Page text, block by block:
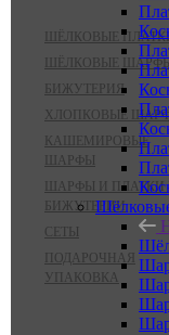
ШЁЛКОВЫЕ
ШЁЛКОВЫЕ
БИЖУТЕРИЯ
ХЛОПКОВЫЕ
КАШЕМИРОВЫЕ
ШАРФЫ
ШАРФЫ И ПЛАТКИ
БИЖУТЕРИИ
СЕТЫ
ПОДАРОЧНАЯ
УПАКОВКА